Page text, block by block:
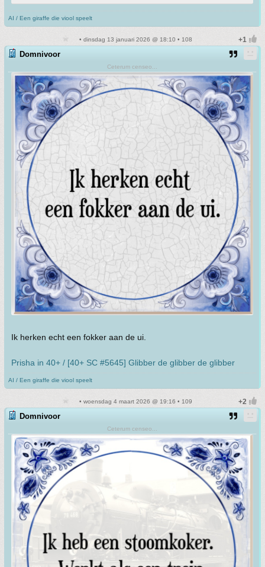
AI / Een giraffe die viool speelt
• dinsdag 13 januari 2026 @ 18:10 • 108
Domnivoor
Ceterum censeo...
Ik herken echt een fokker aan de ui.
Prisha in 40+ / [40+ SC #5645] Glibber de glibber de glibber
AI / Een giraffe die viool speelt
• woensdag 4 maart 2026 @ 19:16 • 109
Domnivoor
Ceterum censeo...